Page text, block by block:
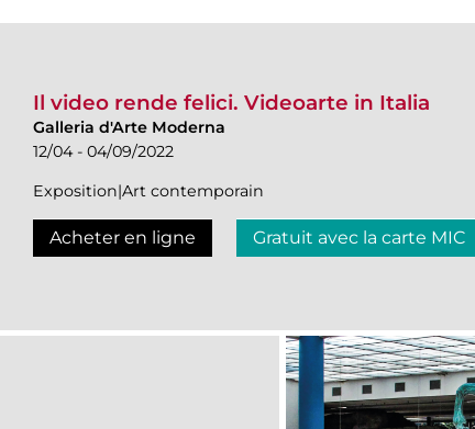
Il video rende felici. Videoarte in Italia
Galleria d'Arte Moderna
12/04 - 04/09/2022
Exposition|Art contemporain
Acheter en ligne Gratuit avec la carte MIC